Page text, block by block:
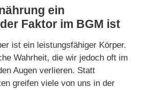
ein
Faktor im BGM ist
ist ein leistungsfähiger Körper.
Wahrheit, die wir jedoch oft im
Augen verlieren. Statt
greifen viele von uns in der